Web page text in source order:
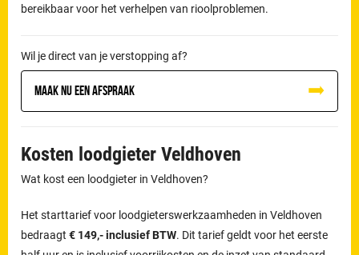
bereikbaar voor het verhelpen van rioolproblemen.
Wil je direct van je verstopping af?
Maak nu een afspraak
Kosten loodgieter Veldhoven
Wat kost een loodgieter in Veldhoven?
Het starttarief voor loodgieterswerkzaamheden in Veldhoven
bedraagt€ 149,- inclusief BTW. Dit tarief geldt voor het eerste